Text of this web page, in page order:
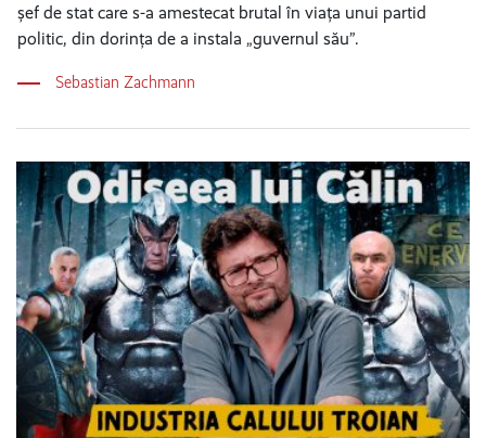
șef de stat care s-a amestecat brutal în viața unui partid
politic, din dorința de a instala „guvernul său”.
Sebastian Zachmann